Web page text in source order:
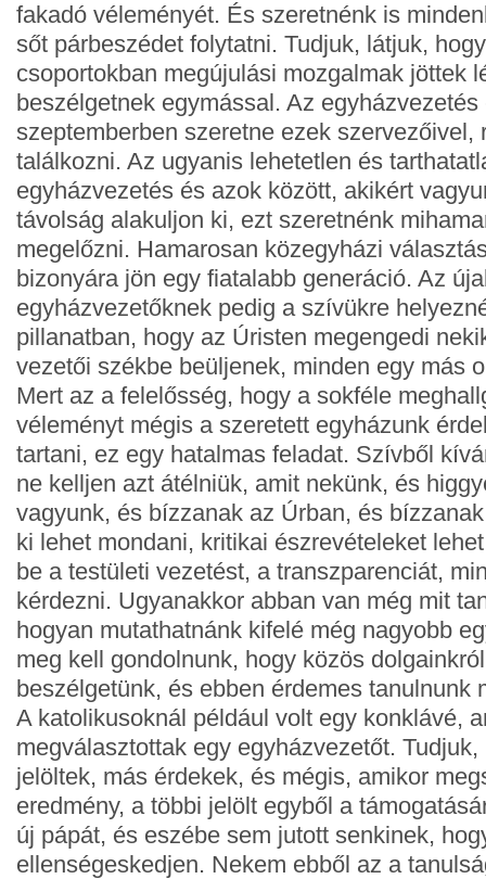
fakadó véleményét. És szeretnénk is
sőt párbeszédet folytatni. Tudjuk, látjuk,
csoportokban megújulási mozgalmak jöttek
beszélgetnek egymással. Az
szeptemberben szeretne ezek szervezőivel,
találkozni. Az ugyanis lehetetlen és
egyházvezetés és azok között, akikért
távolság alakuljon ki, ezt szeretnénk
megelőzni. Hamarosan közegyházi
bizonyára jön egy fiatalabb generáció. Az
egyházvezetőknek pedig a szívükre
pillanatban, hogy az Úristen megengedi
vezetői székbe beüljenek, minden egy más
Mert az a felelősség, hogy a sokféle
véleményt mégis a szeretett egyházunk
tartani, ez egy hatalmas feladat. Szívből
ne kelljen azt átélniük, amit nekünk, és
vagyunk, és bízzanak az Úrban, és
ki lehet mondani, kritikai észrevételeket
be a testületi vezetést, a transzparenciát,
kérdezni. Ugyanakkor abban van még mit
hogyan mutathatnánk kifelé még nagyobb
meg kell gondolnunk, hogy közös
beszélgetünk, és ebben érdemes tanulnunk
A katolikusoknál például volt egy konklávé,
megválasztottak egy egyházvezetőt.
jelöltek, más érdekek, és mégis, amikor
eredmény, a többi jelölt egyből a
új pápát, és eszébe sem jutott senkinek,
ellenségeskedjen. Nekem ebből az a